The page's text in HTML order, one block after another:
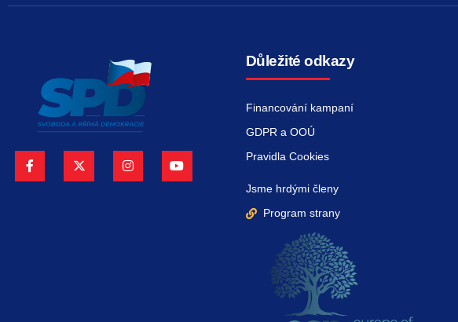
Důležité odkazy
Financování kampaní
GDPR a OOÚ
Pravidla Cookies
Jsme hrdými členy
Program strany